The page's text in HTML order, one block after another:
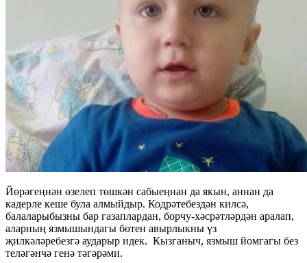
Йөрәгеңнән өзелеп төшкән сабыеңнан да якын, аннан да
кадерле кеше була алмыйдыр. Кодрәтебездән килсә,
балаларыбызны бар газаплардан, борчу-хәсрәтләрдән аралап,
аларның язмышындагы бөтен авырлыкны үз
җилкәләребезгә аударыр идек. Кызганыч, язмыш йомгагы без
теләгәнчә генә тәгәрәми.